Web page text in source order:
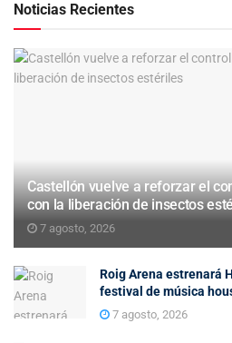
Noticias Recientes
Castellón vuelve a reforzar el
con la liberación de insectos
7 agosto, 2026
Roig Arena estrenará
festival de música
7 agosto, 2026